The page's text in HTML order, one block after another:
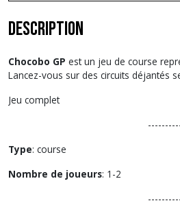
Description
Chocobo GP est un jeu de course
Lancez-vous sur des circuits déjantés
Jeu complet
Type: course
Nombre de joueurs: 1-2